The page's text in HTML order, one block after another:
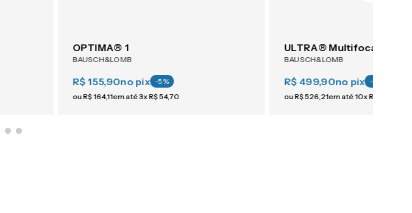
OPTIMA® 1
BAUSCH&LOMB
R$ 155,90no pix -5%
ouR$164,11em até3xR$54,70
ULTRA® Multifocal 6
BAUSCH&LOMB
R$ 499,90no pix -5
ouR$526 21em até10xR$